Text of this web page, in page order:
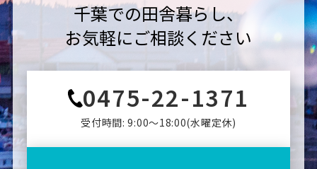
千葉での田舎暮らし、
お気軽にご相談ください
0475-22-1371
受付時間: 9:00〜18:00(⽔曜定休)